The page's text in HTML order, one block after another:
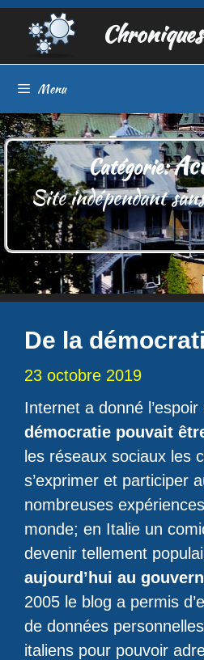
Aller
contenu
Menu
Catégorie:
Site indépendant
De la
23 octobre 2019
Internet a donné l’espoir
démocratie pouvait
les réseaux sociaux les
s’exprimer et participer
nombreuses
monde; en Italie un
devenir tellement
aujourd’hui au
2005 le blog a permis
de données
italiens pour pouvoir